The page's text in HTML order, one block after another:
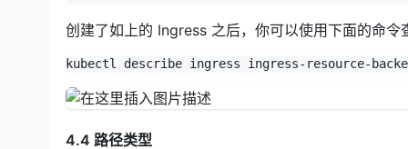
创建了如上的 Ingress 之后，你可以使用下面的命令
4.4 路径类型